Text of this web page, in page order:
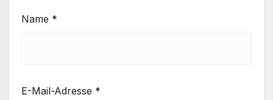
Name *
E-Mail-Adresse *